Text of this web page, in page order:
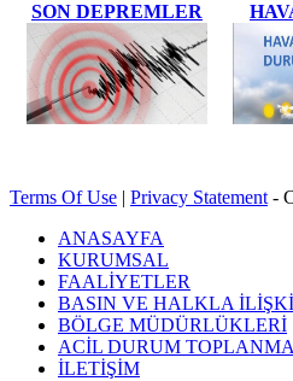
SON DEPREMLER
Terms Of Use | Privacy Statement -
ANASAYFA
KURUMSAL
FAALİYETLER
BASIN VE HALKLA
BÖLGE MÜDÜRLÜKLERİ
ACİL DURUM
İLETİŞİM